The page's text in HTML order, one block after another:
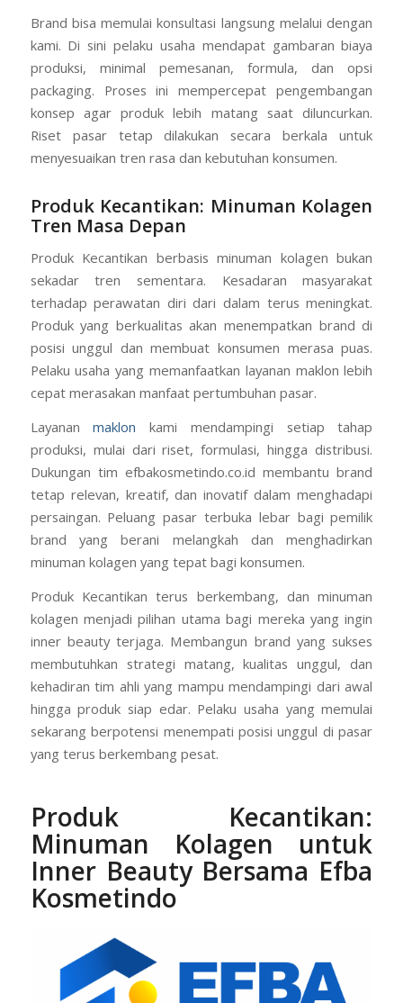
Brand bisa memulai konsultasi langsung melalui dengan
kami. Di sini pelaku usaha mendapat gambaran biaya
produksi, minimal pemesanan, formula, dan opsi
packaging. Proses ini mempercepat pengembangan
konsep agar produk lebih matang saat diluncurkan.
Riset pasar tetap dilakukan secara berkala untuk
menyesuaikan tren rasa dan kebutuhan konsumen.
Produk Kecantikan: Minuman Kolagen
Tren Masa Depan
Produk Kecantikan berbasis minuman kolagen bukan
sekadar tren sementara. Kesadaran masyarakat
terhadap perawatan diri dari dalam terus meningkat.
Produk yang berkualitas akan menempatkan brand di
posisi unggul dan membuat konsumen merasa puas.
Pelaku usaha yang memanfaatkan layanan maklon lebih
cepat merasakan manfaat pertumbuhan pasar.
Layananmaklonkami mendampingi setiap tahap
produksi, mulai dari riset, formulasi, hingga distribusi.
Dukungan tim efbakosmetindo.co.id membantu brand
tetap relevan, kreatif, dan inovatif dalam menghadapi
persaingan. Peluang pasar terbuka lebar bagi pemilik
brand yang berani melangkah dan menghadirkan
minuman kolagen yang tepat bagi konsumen.
Produk Kecantikan terus berkembang, dan minuman
kolagen menjadi pilihan utama bagi mereka yang ingin
inner beauty terjaga. Membangun brand yang sukses
membutuhkan strategi matang, kualitas unggul, dan
kehadiran tim ahli yang mampu mendampingi dari awal
hingga produk siap edar. Pelaku usaha yang memulai
sekarang berpotensi menempati posisi unggul di pasar
yang terus berkembang pesat.
Produk Kecantikan:
Minuman Kolagen untuk
Inner Beauty Bersama Efba
Kosmetindo